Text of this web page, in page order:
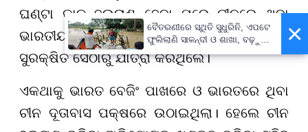
ଘଣ୍ଟା କାଳ ହଇରାଣ ହେବା ପରେ ଚୀନରେ ଥିବା
ଭାରତୀୟ ଦୂତାବାସଙ୍କ ହସ୍ତକ୍ଷେପ ପରେ ପେମା
ସୁରକ୍ଷିତ ସେଠାରୁ ଯାତ୍ରା କରିଥିଲେ।
ଏକଥାକୁ ଭାରତ ବେଜିଂ ପାଖରେ ଓ ଭାରତରେ ଥିବା
ଚୀନ ଦୂତାବାସ ପକ୍ଷରେ ଉଠାଇଥିଲା। ହେଲେ ଚୀନ
×
ବୈତରଣୀରେ ସ୍ଥିତି ସୁଧୁରିନି, ଏପଟେ
ଫୁଲିଲାଣି ସାଳନ୍ଦୀ ଓ ଶାଖା, ବଢ଼ୁଛି
ବନ୍ୟା ଭୟ